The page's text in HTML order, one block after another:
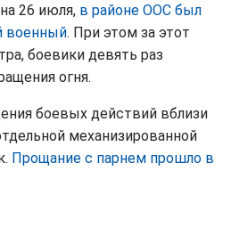
26 июля, в районе ООС был
военный. При этом за этот
боевики девять раз
огня.
боевых действий вблизи
механизированной
Прощание с парнем прошло в